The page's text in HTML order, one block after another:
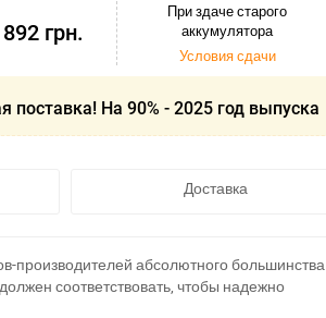
грн.
При здаче старого
аккумулятора
Условия сдачи
поставка! На 90% - 2025 год выпуска
Доставка
производителей абсолютного большинства
соответствовать, чтобы надежно